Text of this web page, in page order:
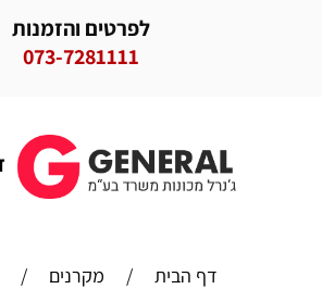
לפרטים והזמנות
073-7281111
דף הבית / מקרנים /